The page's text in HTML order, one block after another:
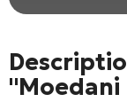
"Moedani